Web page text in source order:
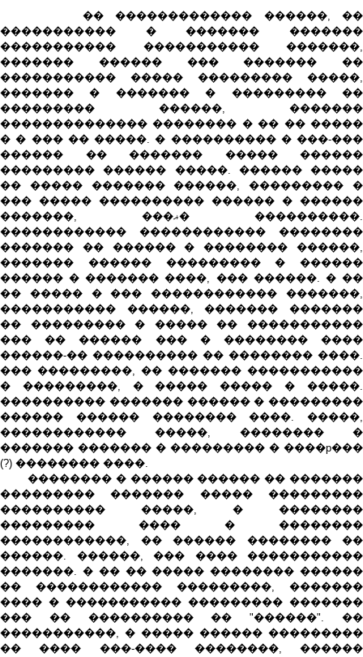
�� ������������� ������, ��
����������� � ������� �������
����������� ����������� �������,
������� ������ ��� ������� ��
����������� ����� ��������� �����,
������� � ������� � ��������� ��
��������� ������, �������
�������������� �������� � �� �� �����
� � ��� �� �����. � ���������� � ���-���
������ �� ������� ����� ������
��������� ������ �����. ������ �����
�� ����� ������� ������, ��������� �
��� ����� ���������� ������ � ������
�������, ���ޣ� ����������.
������������ ������������ ��������
������� �� ������ � �������� ������,
������� ������ ��������� � ������
������ � ������� ����, ��� ������. � ��
�� ����� � ��� ������������ �������,
����������� ������, ������� �������
�� ��������� � ����� �� �����������
��� �� ������ ��� � �������� ����
������-�� ���������� �� �������� ����.
��� ���������, �� ������� �����������
� ���������, � ����� ����� � �����.
���������� ������� ������ � ���������
������ ������ �������� ����. �����,
������������ �����, �������� �
������� ������� � ��������� � ����p���
(?) �������� ����.
�������� � ������ ������ �� �������
��������� ������� ����� ���������
���������� �����, � ��������
��������� ���� � ��������
������������, �� ������ �������� ��
������. ������, ��� ���� �����������
�������. � �� �� ����� �������� ������
�� ������������ ���������, �������
���� � ����������� ��������� �������
��� �� ���������� �� "������". ��
�����������, � ����� ������ ���������
�� ���� ���-���� ��������, ������